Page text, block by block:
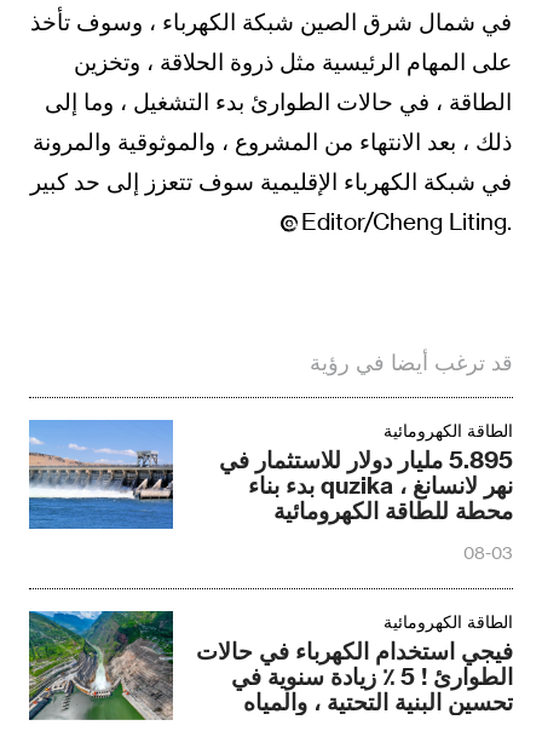
في شمال شرق الصين شبكة الكهرباء ، وسوف تأخذ
على المهام الرئيسية مثل ذروة الحلاقة ، وتخزين
الطاقة ، في حالات الطوارئ بدء التشغيل ، وما إلى
ذلك ، بعد الانتهاء من المشروع ، والموثوقية والمرونة
في شبكة الكهرباء الإقليمية سوف تتعزز إلى حد كبير
.Editor/Cheng Liting
قد ترغب أيضا في رؤية
الطاقة الكهرومائية
5.895 مليار دولار للاستثمار في
نهر لانسانغ ، quzika بدء بناء
محطة للطاقة الكهرومائية
08-03
الطاقة الكهرومائية
فيجي استخدام الكهرباء في حالات
الطوارئ ! 5 ٪ زيادة سنوية في
تحسين البنية التحتية ، والمياه